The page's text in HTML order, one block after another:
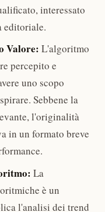
interessato
editoriale.
Valore: L'algoritmo
percepito e
uno scopo
Sebbene la
l'originalità
in un formato breve
La
è un
l'analisi dei trend